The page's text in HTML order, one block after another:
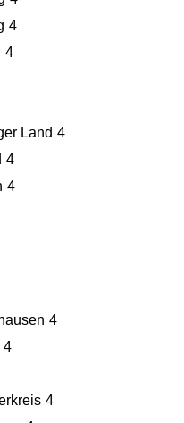
4
4
Land 4
4
4
4
4
4